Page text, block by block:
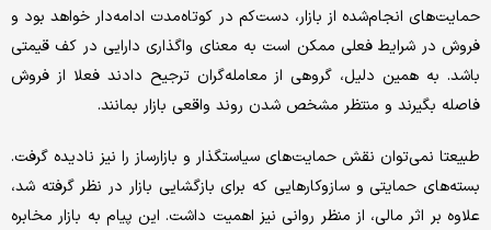
حمایت‌های انجام‌شده از بازار، دست‌کم در کوتاه‌مدت ادامه‌دار خواهد بود و
فروش در شرایط فعلی ممکن است به معنای واگذاری دارایی در کف قیمتی
باشد. به همین دلیل، گروهی از معامله‌گران ترجیح دادند فعلا از فروش
فاصله بگیرند و منتظر مشخص شدن روند واقعی بازار بمانند.
طبیعتا نمی‌توان نقش حمایت‌های سیاستگذار و بازارساز را نیز نادیده گرفت.
بسته‌های حمایتی و سازوکارهایی که برای بازگشایی بازار در نظر گرفته شد،
علاوه بر اثر مالی، از منظر روانی نیز اهمیت داشت. این پیام به بازار مخابره